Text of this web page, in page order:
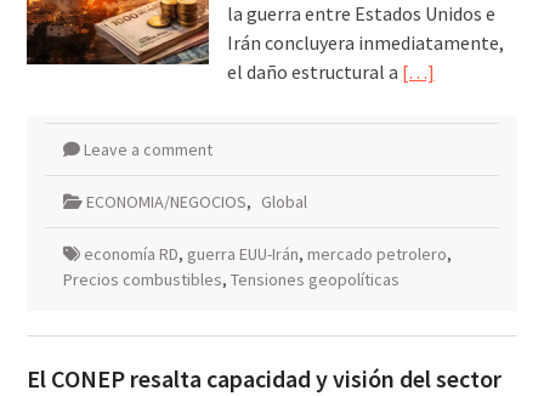
la guerra entre Estados Unidos e
Irán concluyera inmediatamente,
el daño estructural a […]
Leave a comment
ECONOMIA/NEGOCIOS, Global
economía RD, guerra EUU-Irán, mercado petrolero,
Precios combustibles, Tensiones geopolíticas
El CONEP resalta capacidad y visión del sector